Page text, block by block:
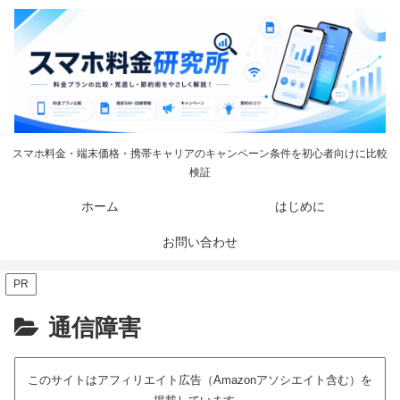
スマホ料金・端末価格・携帯キャリアのキャンペーン条件を初心者向けに比較
検証
ホーム はじめに
お問い合わせ
PR
通信障害
このサイトはアフィリエイト広告（Amazonアソシエイト含む）を